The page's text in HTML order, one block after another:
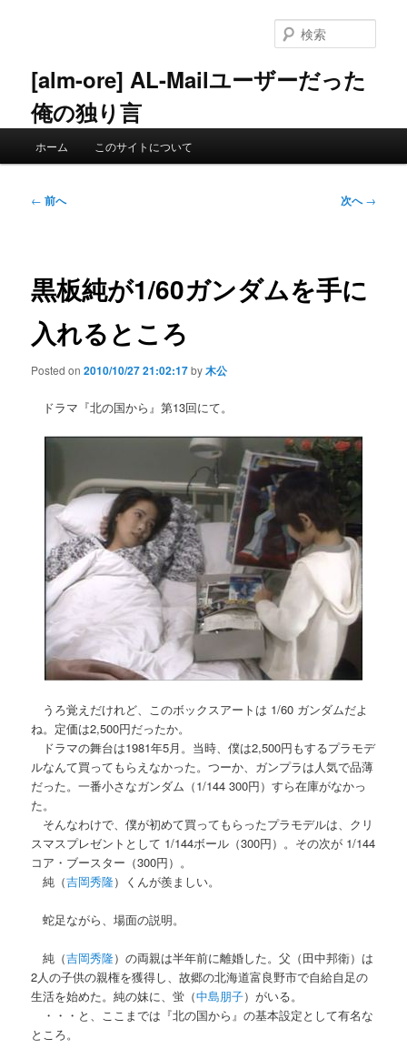
ン
へ
[alm-ore] AL-Mailユーザーだった
俺の独り言
索
ホーム このサイトについて
投
ゲ
ー
ョ
ン
← 前へ 次へ→
黒板純が1/60ガンダムを手に
入れるところ
Posted on2010/10/27 21:02:17by木公
ドラマ『北の国から』第13回にて。
うろ覚えだけれど、このボックスアートは 1/60 ガンダムだよ
ね。定価は2,500円だったか。
ドラマの舞台は1981年5月。当時、僕は2,500円もするプラモデ
ルなんて買ってもらえなかった。つーか、ガンプラは人気で品薄
だった。一番小さなガンダム（1/144 300円）すら在庫がなかっ
た。
そんなわけで、僕が初めて買ってもらったプラモデルは、クリ
スマスプレゼントとして 1/144ボール（300円）。その次が 1/144
コア・ブースター（300円）。
純（吉岡秀隆）くんが羨ましい。
蛇足ながら、場面の説明。
純（吉岡秀隆）の両親は半年前に離婚した。父（田中邦衛）は
2人の子供の親権を獲得し、故郷の北海道富良野市で自給自足の
生活を始めた。純の妹に、蛍（中島朋子）がいる。
・・・と、ここまでは『北の国から』の基本設定として有名な
ところ。